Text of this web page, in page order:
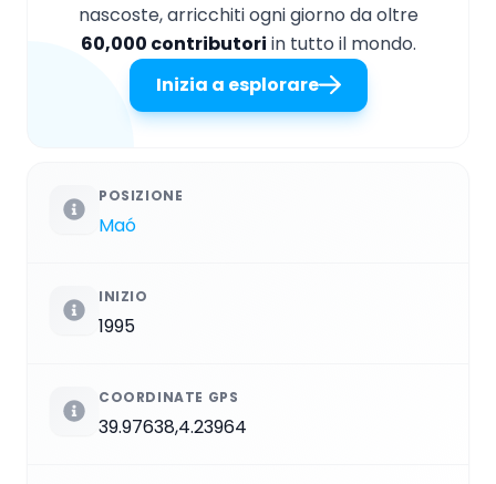
nascoste, arricchiti ogni giorno da oltre
60,000 contributori in tutto il mondo.
Inizia a esplorare
POSIZIONE
Maó
INIZIO
1995
COORDINATE GPS
39.97638,4.23964